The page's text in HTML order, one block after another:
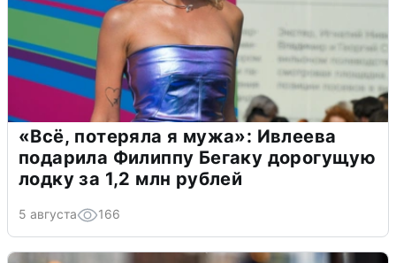
«Всё, потеряла я мужа»: Ивлеева
подарила Филиппу Бегаку дорогущую
лодку за 1,2 млн рублей
5 августа 166